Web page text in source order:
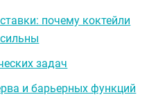
почему коктейли
задач
и барьерных функций